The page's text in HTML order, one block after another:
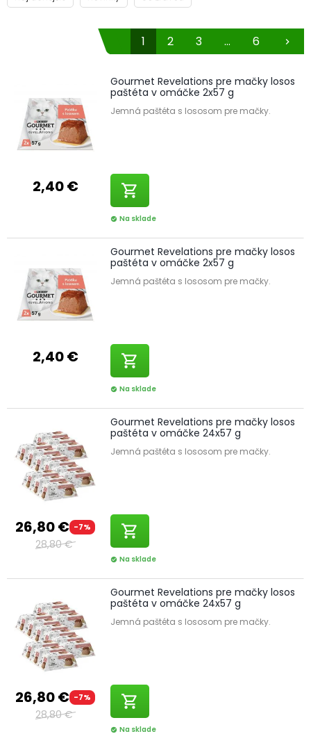
1 2 3 ... 6 chevron_right
2,40 €
Gourmet Revelations pre mačky losos
paštéta v omáčke 2x57 g
Jemná paštéta s lososom pre mačky.
shopping_cart
check_circle Na sklade
2,40 €
Gourmet Revelations pre mačky losos
paštéta v omáčke 2x57 g
Jemná paštéta s lososom pre mačky.
shopping_cart
check_circle Na sklade
26,80 € -7%
28,80 €
Gourmet Revelations pre mačky losos
paštéta v omáčke 24x57 g
Jemná paštéta s lososom pre mačky.
shopping_cart
check_circle Na sklade
26,80 € -7%
28,80 €
Gourmet Revelations pre mačky losos
paštéta v omáčke 24x57 g
Jemná paštéta s lososom pre mačky.
shopping_cart
check_circle Na sklade